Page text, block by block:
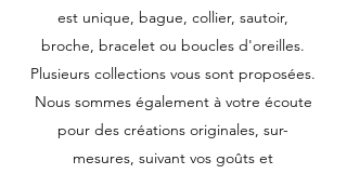
est unique, bague, collier, sautoir,
broche, bracelet ou boucles d'oreilles.
Plusieurs collections vous sont proposées.
Nous sommes également à votre écoute
pour des créations originales, sur-
mesures, suivant vos goûts et